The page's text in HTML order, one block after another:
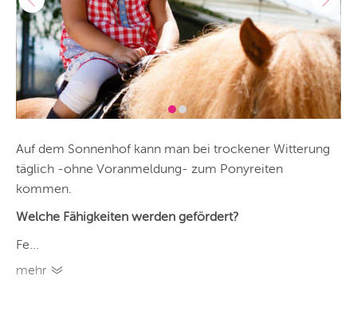
Auf dem Sonnenhof kann man bei trockener Witterung
täglich -ohne Voranmeldung- zum Ponyreiten
kommen.
Welche Fähigkeiten werden gefördert?
Fe...
mehr